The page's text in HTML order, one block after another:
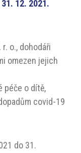
12. 2021.
o., dohodáři
omezen jejich
péče o dítě,
covid-19
do 31.